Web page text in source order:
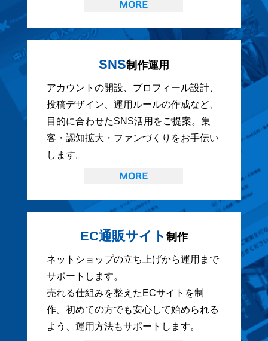
SNS制作運用
アカウントの開設、プロフィール設計、
投稿デザイン、運用ルールの作成など、
目的に合わせたSNS活用をご提案。集
客・認知拡大・ファンづくりをお手伝い
します。
EC通販サイト 制作
ネットショップの立ち上げから運用まで
サポートします。
売れる仕組みを整えたECサイトを制
作。初めての方でも安心して始められる
よう、運用方法もサポートします。